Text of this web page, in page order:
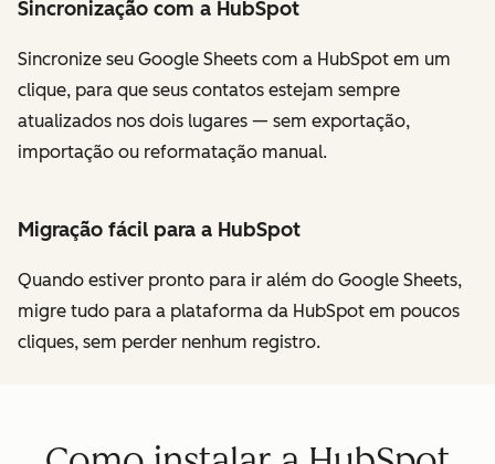
Sincronização com a HubSpot
Sincronize seu Google Sheets com a HubSpot em um
clique, para que seus contatos estejam sempre
atualizados nos dois lugares — sem exportação,
importação ou reformatação manual.
Migração fácil para a HubSpot
Quando estiver pronto para ir além do Google Sheets,
migre tudo para a plataforma da HubSpot em poucos
cliques, sem perder nenhum registro.